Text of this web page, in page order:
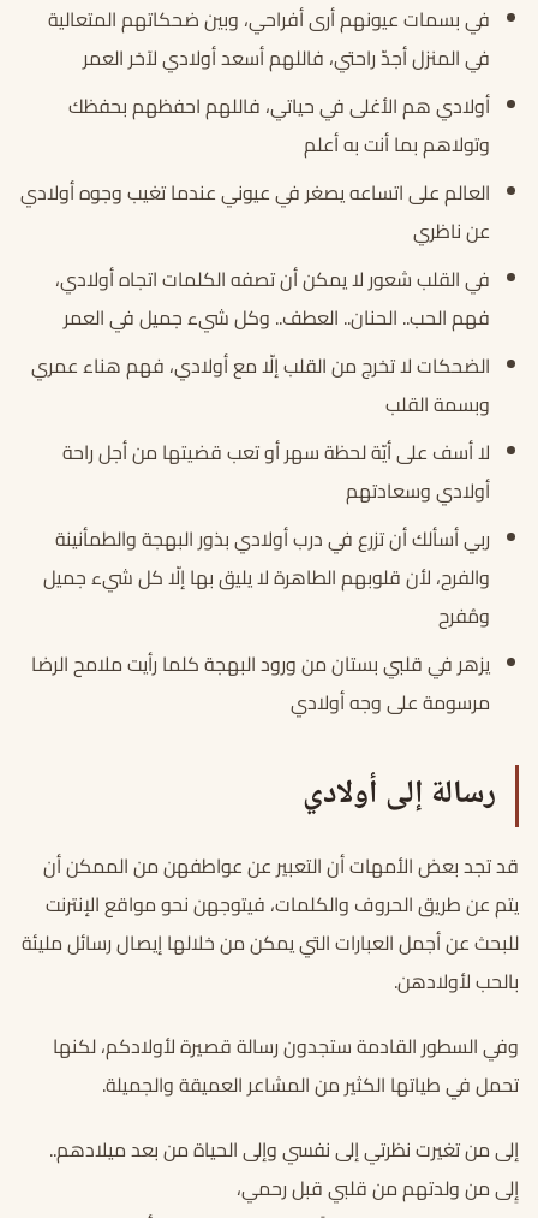
في بسمات عيونهم أرى أفراحي، وبين ضحكاتهم المتعالية
في المنزل أجدّ راحتي، فاللهم أسعد أولادي لآخر العمر
أولادي هم الأغلى في حياتي، فاللهم احفظهم بحفظك
وتولاهم بما أنت به أعلم
العالم على اتساعه يصغر في عيوني عندما تغيب وجوه أولادي
عن ناظري
في القلب شعور لا يمكن أن تصفه الكلمات اتجاه أولادي،
فهم الحب.. الحنان.. العطف.. وكل شيء جميل في العمر
الضحكات لا تخرج من القلب إلّا مع أولادي، فهم هناء عمري
وبسمة القلب
لا أسف على أيّة لحظة سهر أو تعب قضيتها من أجل راحة
أولادي وسعادتهم
ربي أسألك أن تزرع في درب أولادي بذور البهجة والطمأنينة
والفرح، لأن قلوبهم الطاهرة لا يليق بها إلّا كل شيء جميل
ومُفرح
يزهر في قلبي بستان من ورود البهجة كلما رأيت ملامح الرضا
مرسومة على وجه أولادي
رسالة إلى أولادي
قد تجد بعض الأمهات أن التعبير عن عواطفهن من الممكن أن
يتم عن طريق الحروف والكلمات، فيتوجهن نحو مواقع الإنترنت
للبحث عن أجمل العبارات التي يمكن من خلالها إيصال رسائل مليئة
بالحب لأولادهن.
وفي السطور القادمة ستجدون رسالة قصيرة لأولادكم، لكنها
تحمل في طياتها الكثير من المشاعر العميقة والجميلة.
إلى من تغيرت نظرتي إلى نفسي وإلى الحياة من بعد ميلادهم..
إِلى من ولدتهم من قلبي قبل رحمي،